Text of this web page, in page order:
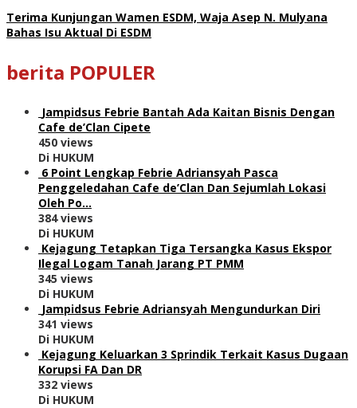
Terima Kunjungan Wamen ESDM, Waja Asep N. Mulyana
Bahas Isu Aktual Di ESDM
berita POPULER
Jampidsus Febrie Bantah Ada Kaitan Bisnis Dengan
Cafe de’Clan Cipete
450 views
Di HUKUM
6 Point Lengkap Febrie Adriansyah Pasca
Penggeledahan Cafe de’Clan Dan Sejumlah Lokasi
Oleh Po…
384 views
Di HUKUM
Kejagung Tetapkan Tiga Tersangka Kasus Ekspor
Ilegal Logam Tanah Jarang PT PMM
345 views
Di HUKUM
Jampidsus Febrie Adriansyah Mengundurkan Diri
341 views
Di HUKUM
Kejagung Keluarkan 3 Sprindik Terkait Kasus Dugaan
Korupsi FA Dan DR
332 views
Di HUKUM